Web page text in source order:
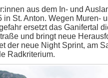
aus dem In- und
in St. Anton. Wegen Muren-
ersetzt das Ganifertal
und bringt neue
der neue Night Sprint, am
Radkriterium.